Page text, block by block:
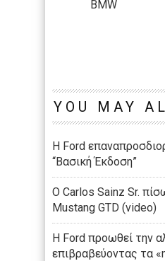
BMW
YOU MAY
Η Ford
“Βασική Έκδοση”
O Carlos Sainz Sr.
Mustang GTD (video)
Η Ford προωθεί την
επιβραβεύοντας τα